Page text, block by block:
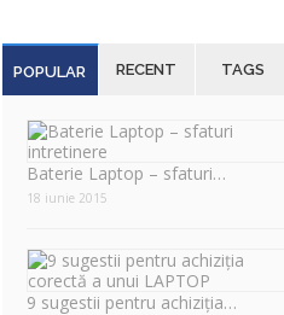
POPULAR RECENT TAGS
Baterie Laptop – sfaturi…
18 iunie 2015
9 sugestii pentru achiziția…